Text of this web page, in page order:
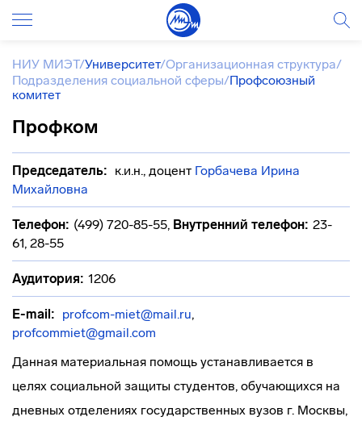
НИУ МИЭТ/Университет/Организационная структура/
Подразделения социальной сферы/Профсоюзный
комитет
Профком
Председатель: к.и.н., доцент Горбачева Ирина
Михайловна
Телефон: (499) 720-85-55, Внутренний телефон: 23-
61, 28-55
Аудитория: 1206
E-mail: profcom-miet@mail.ru,
profcommiet@gmail.com
Данная материальная помощь устанавливается в
целях социальной защиты студентов, обучающихся на
дневных отделениях государственных вузов г. Москвы,